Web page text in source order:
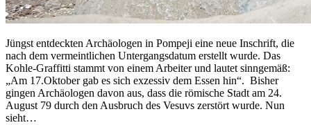
Jüngst entdeckten Archäologen in Pompeji eine neue Inschrift, die
nach dem vermeintlichen Untergangsdatum erstellt wurde. Das
Kohle-Graffitti stammt von einem Arbeiter und lautet sinngemäß:
„Am 17.Oktober gab es sich exzessiv dem Essen hin“. Bisher
gingen Archäologen davon aus, dass die römische Stadt am 24.
August 79 durch den Ausbruch des Vesuvs zerstört wurde. Nun
sieht…